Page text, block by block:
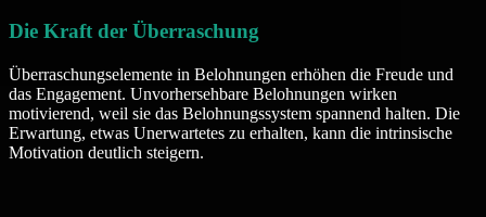
Die Kraft der Überraschung
Überraschungselemente in Belohnungen erhöhen die Freude und
das Engagement. Unvorhersehbare Belohnungen wirken
motivierend, weil sie das Belohnungssystem spannend halten. Die
Erwartung, etwas Unerwartetes zu erhalten, kann die intrinsische
Motivation deutlich steigern.